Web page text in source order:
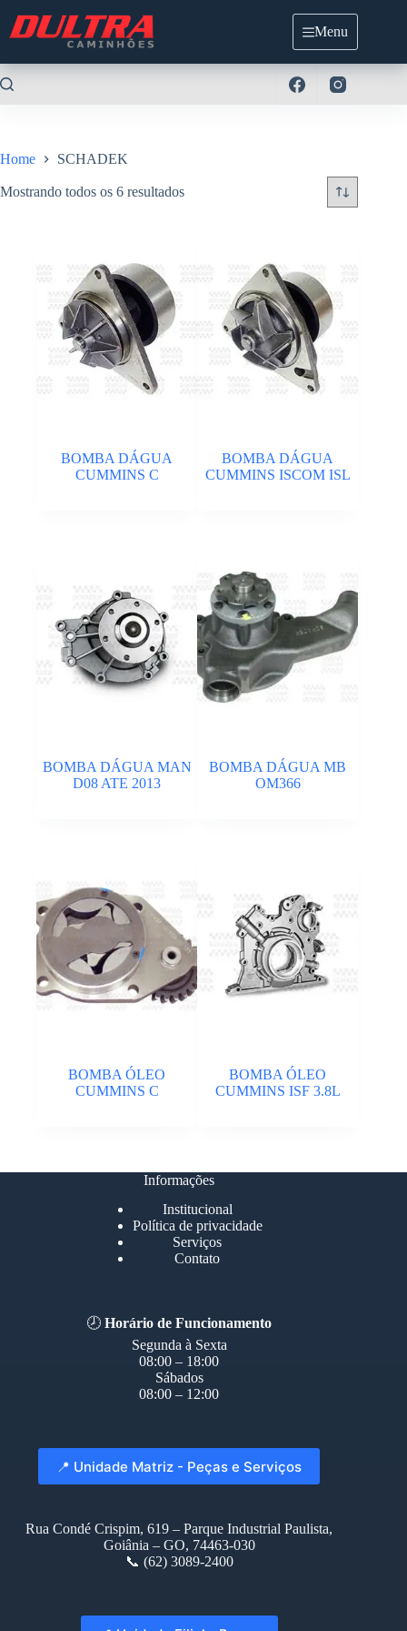
para
Menu
Home SCHADEK
Mostrando todos os 6 resultados
BOMBA DÁGUA
CUMMINS C
BOMBA DÁGUA
CUMMINS ISCOM ISL
BOMBA DÁGUA MAN
D08 ATE 2013
BOMBA DÁGUA MB
OM366
BOMBA ÓLEO
CUMMINS C
BOMBA ÓLEO
CUMMINS ISF 3.8L
Informações
Institucional
Política de privacidade
Serviços
Contato
🕗Horário de Funcionamento
Segunda à Sexta
08:00 – 18:00
Sábados
08:00 – 12:00
📍 Unidade Matriz - Peças e Serviços
Rua Condé Crispim, 619 – Parque Industrial Paulista,
Goiânia – GO, 74463-030
📞 (62) 3089-2400